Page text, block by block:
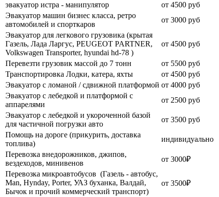
эвакуатор истра - манипулятор
от 4500 руб
Эвакуатор машин бизнес класса, ретро
автомобилей и спорткаров
от 3000 руб
Эвакуатор для легкового грузовика (крытая
Газель, Лада Ларгус, PEUGEOT PARTNER,
Volkswagen Transporter, hyundai hd-78 )
от 4500 руб
Перевезти грузовик массой до 7 тонн
от 5500 руб
Транспортировка Лодки, катера, яхты
от 4500 руб
Эвакуатор c ломаной / сдвижной платформой от 4000 руб
Эвакуатор с лебедкой и платформой с
аппарелями
от 2500 руб
Эвакуатор с лебедкой и укороченной базой
для частичной погрузки авто
от 3500 руб
Помощь на дороге (прикурить, доставка
топлива)
индивидуально
Перевозка внедорожников, джипов,
вездеходов, минивенов
от 3000₽
Перевозка микроавтобусов (Газель - автобус,
Man, Hynday, Porter, УАЗ буханка, Валдай,
Бычок и прочий коммерческий транспорт)
от 3500₽